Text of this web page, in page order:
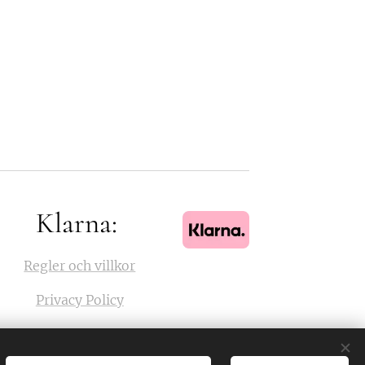
Klarna:
Regler och villkor
Privacy Policy